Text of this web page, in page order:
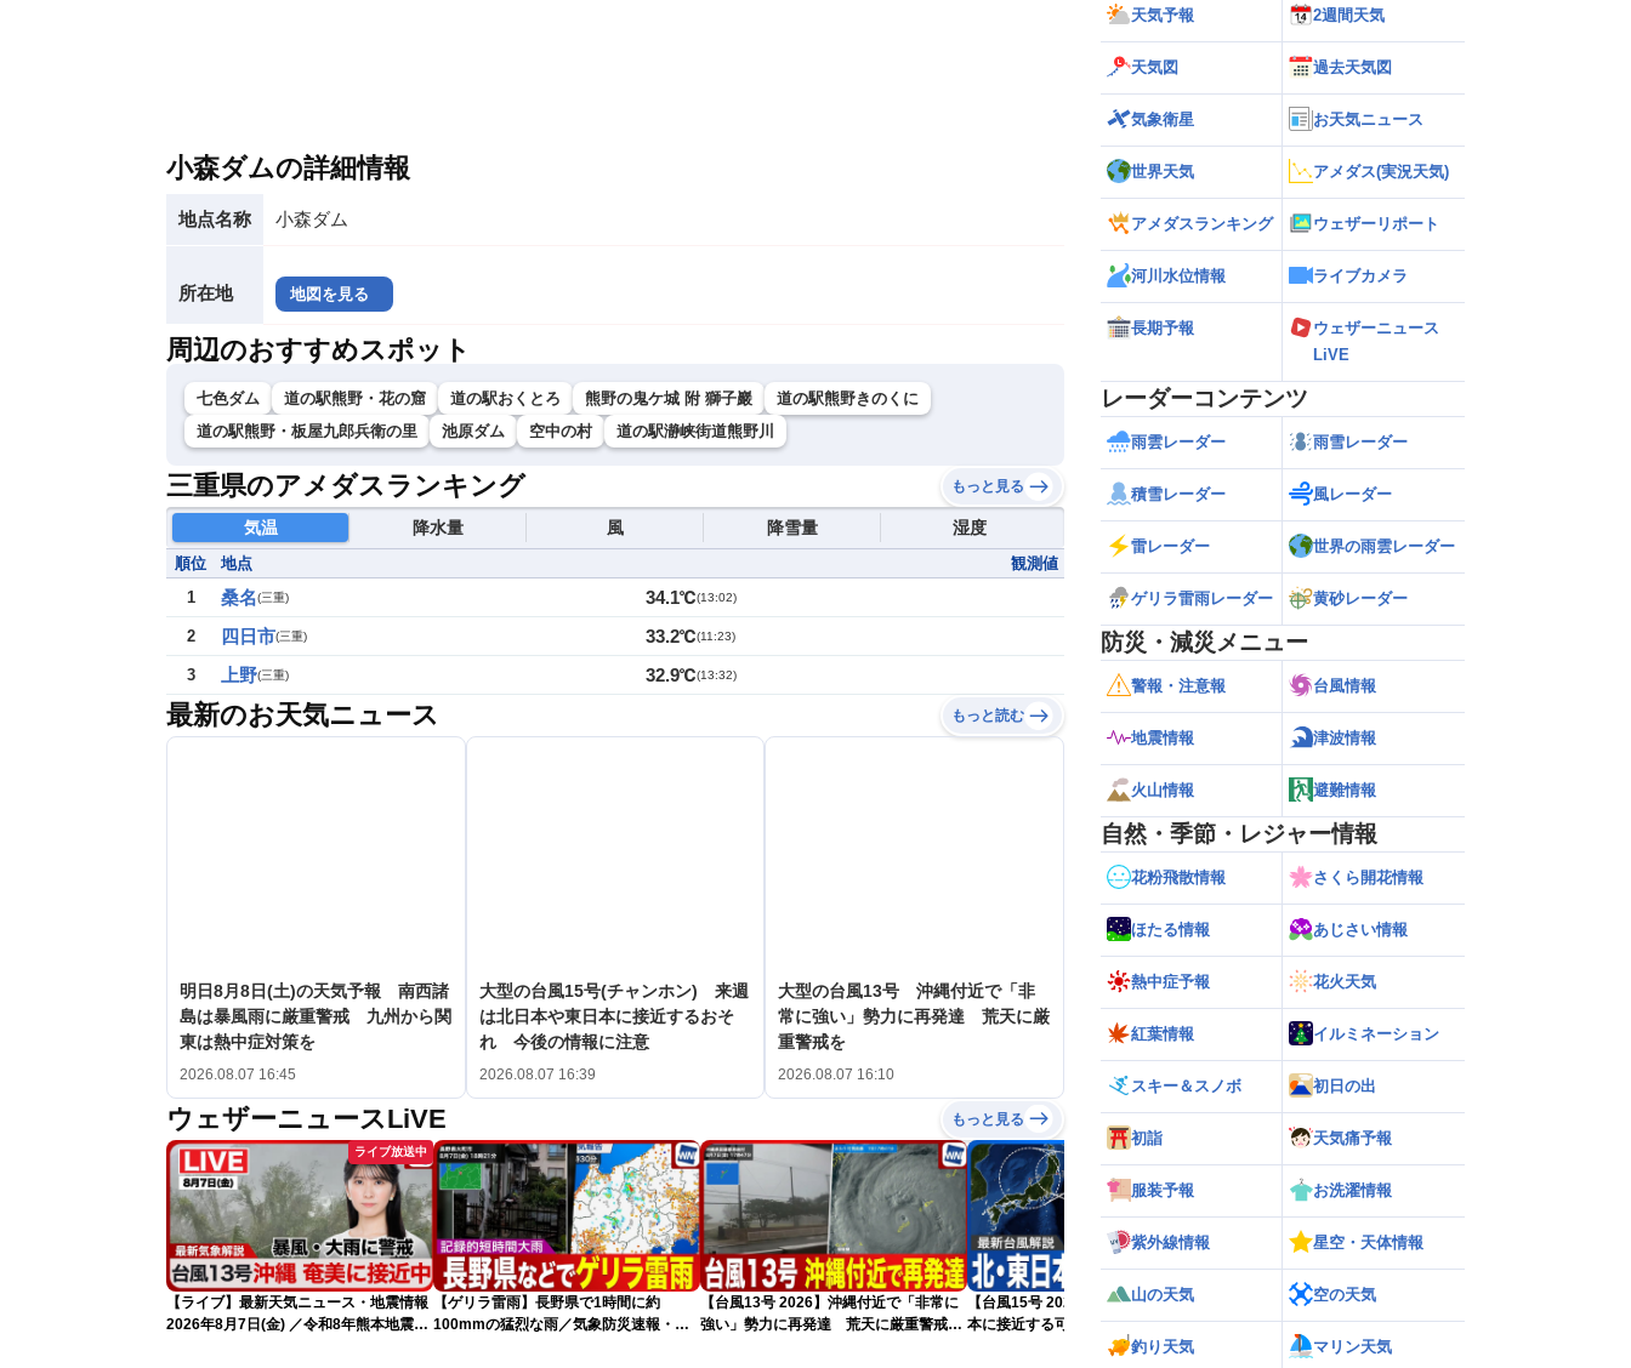
小森ダムの詳細情報
地点名称 小森ダム
所在地 地図を見る
周辺のおすすめスポット
七色ダム 道の駅熊野・花の窟 道の駅おくとろ 熊野の鬼ケ城 附 獅子巖
道の駅熊野きのくに
道の駅熊野・板屋九郎兵衛の里
池原ダム 空中の村 道の駅瀞峡街道熊野川
三重県のアメダスランキング もっと見る
気温 降水量 風 降雪量 湿度
順位 地点
観測値
1
桑名(三重) 34.1℃(13:02)
2 四日市(三重) 33.2℃(11:23)
3 上野(三重) 32.9℃(13:32)
最新のお天気ニュース もっと読む
明日8月8日(土)の天気予報 南西諸
島は暴風雨に厳重警戒 九州から関
東は熱中症対策を
2026.08.07 16:45
大型の台風15号(チャンホン) 来週
は北日本や東日本に接近するおそ
れ 今後の情報に注意
2026.08.07 16:39
大型の台風13号 沖縄付近で「非
常に強い」勢力に再発達 荒天に厳
重警戒を
2026.08.07 16:10
ウェザーニュースLiVE もっと見る
ライブ放送中
【ライブ】最新天気ニュース・地震情報
2026年8月7日(金) ／令和8年熊本地震情
【ゲリラ雷雨】長野県で1時間に約
100mmの猛烈な雨／気象防災速報・記
【台風13号 2026】沖縄付近で「非常に
強い」勢力に再発達 荒天に厳重警戒を
【台風15号 2026】来週は北日本や東日
本に接近する可能性／ウェザーニュース
気象予報士解説（7日16時更新）
【お盆の渋滞予測 2026】高速道路の影
響エリアと渋滞ピークの時間帯は？／
NEXCO中日本情報
天気予報 2週間天気
天気図 過去天気図
気象衛星 お天気ニュース
世界天気 アメダス(実況天気)
アメダスランキング ウェザーリポート
河川水位情報 ライブカメラ
長期予報
ウェザーニュース
LiVE
レーダーコンテンツ
雨雲レーダー 雨雪レーダー
積雪レーダー 風レーダー
雷レーダー 世界の雨雲レーダー
ゲリラ雷雨レーダー 黄砂レーダー
防災・減災メニュー
警報・注意報 台風情報
地震情報 津波情報
火山情報 避難情報
自然・季節・レジャー情報
花粉飛散情報 さくら開花情報
ほたる情報 あじさい情報
熱中症予報 花火天気
紅葉情報 イルミネーション
スキー＆スノボ 初日の出
初詣 天気痛予報
服装予報 お洗濯情報
紫外線情報 星空・天体情報
山の天気 空の天気
釣り天気 マリン天気